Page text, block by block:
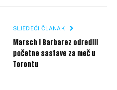
SLJEDEĆI ČLANAK
Marsch i Barbarez odredili
početne sastave za meč u
Torontu